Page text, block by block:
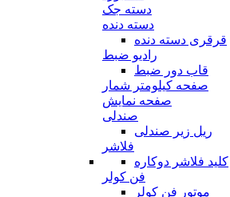
دسته جک
دسته دنده
قرقری دسته دنده
رادیو ضبط
قاب دور ضبط
صفحه کیلومتر شمار
صفحه نمایش
صندلی
ریل زیر صندلی
فلاشر
کلید فلاشر دوکاره
فن کولر
موتور فن کولر